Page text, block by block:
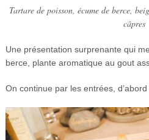
Tartare de poisson, écume de berce,
câpres
Une présentation surprenante qui
berce, plante aromatique au gout
On continue par les entrées,